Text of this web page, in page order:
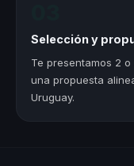
Selección y
Te presentamos 2
una propuesta
Uruguay.